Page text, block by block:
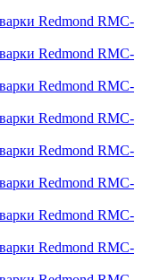
Redmond RMC-
Redmond RMC-
Redmond RMC-
Redmond RMC-
Redmond RMC-
Redmond RMC-
Redmond RMC-
Redmond RMC-